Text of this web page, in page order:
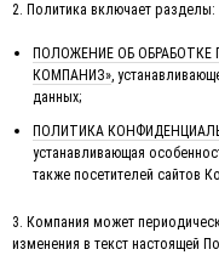
2. Политика включает разделы:
ПОЛОЖЕНИЕ ОБ
КОМПАНИЗ» ,
данных;
ПОЛИТИКА
устанавливающая
также посетителей сайтов
3. Компания может
изменения в текст настоящей